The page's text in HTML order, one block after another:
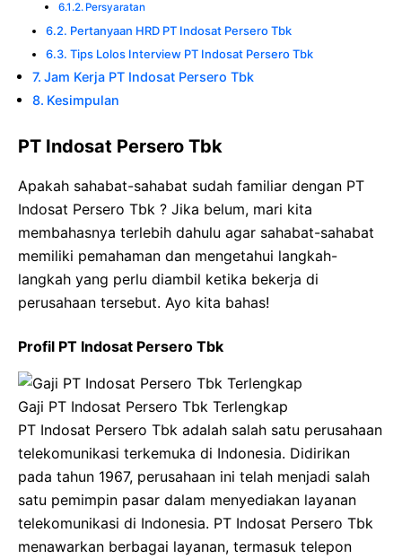
Persyaratan
Pertanyaan HRD PT Indosat Persero Tbk
Tips Lolos Interview PT Indosat Persero Tbk
Jam Kerja PT Indosat Persero Tbk
Kesimpulan
PT Indosat Persero Tbk
Apakah sahabat-sahabat sudah familiar dengan PT
Indosat Persero Tbk ? Jika belum, mari kita
membahasnya terlebih dahulu agar sahabat-sahabat
memiliki pemahaman dan mengetahui langkah-
langkah yang perlu diambil ketika bekerja di
perusahaan tersebut. Ayo kita bahas!
Profil PT Indosat Persero Tbk
Gaji PT Indosat Persero Tbk Terlengkap
PT Indosat Persero Tbk adalah salah satu perusahaan
telekomunikasi terkemuka di Indonesia. Didirikan
pada tahun 1967, perusahaan ini telah menjadi salah
satu pemimpin pasar dalam menyediakan layanan
telekomunikasi di Indonesia. PT Indosat Persero Tbk
menawarkan berbagai layanan, termasuk telepon